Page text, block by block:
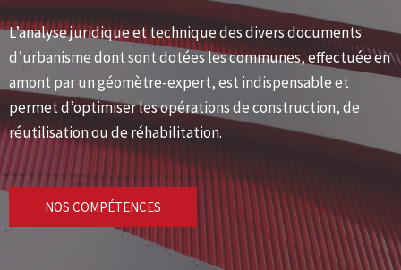
L’analyse juridique et technique des divers documents
d’urbanisme dont sont dotées les communes, effectuée en
amont par un géomètre-expert, est indispensable et
permet d’optimiser les opérations de construction, de
réutilisation ou de réhabilitation.
NOS COMPÉTENCES